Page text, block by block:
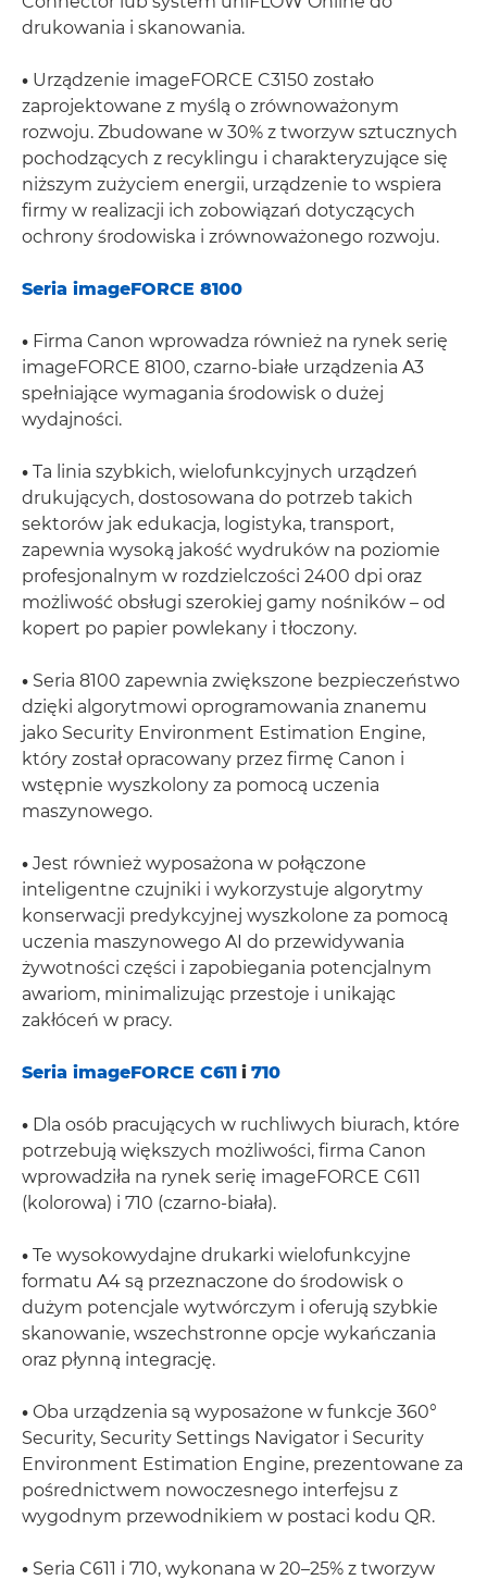
drukowania i skanowania.
• Urządzenie imageFORCE C3150 zostało
zaprojektowane z myślą o zrównoważonym
rozwoju. Zbudowane w 30% z tworzyw sztucznych
pochodzących z recyklingu i charakteryzujące się
niższym zużyciem energii, urządzenie to wspiera
firmy w realizacji ich zobowiązań dotyczących
ochrony środowiska i zrównoważonego rozwoju.
Seria imageFORCE 8100
• Firma Canon wprowadza również na rynek serię
imageFORCE 8100, czarno-białe urządzenia A3
spełniające wymagania środowisk o dużej
wydajności.
• Ta linia szybkich, wielofunkcyjnych urządzeń
drukujących, dostosowana do potrzeb takich
sektorów jak edukacja, logistyka, transport,
zapewnia wysoką jakość wydruków na poziomie
profesjonalnym w rozdzielczości 2400 dpi oraz
możliwość obsługi szerokiej gamy nośników – od
kopert po papier powlekany i tłoczony.
• Seria 8100 zapewnia zwiększone bezpieczeństwo
dzięki algorytmowi oprogramowania znanemu
jako Security Environment Estimation Engine,
który został opracowany przez firmę Canon i
wstępnie wyszkolony za pomocą uczenia
maszynowego.
• Jest również wyposażona w połączone
inteligentne czujniki i wykorzystuje algorytmy
konserwacji predykcyjnej wyszkolone za pomocą
uczenia maszynowego AI do przewidywania
żywotności części i zapobiegania potencjalnym
awariom, minimalizując przestoje i unikając
zakłóceń w pracy.
Seria imageFORCE C611 i 710
• Dla osób pracujących w ruchliwych biurach, które
potrzebują większych możliwości, firma Canon
wprowadziła na rynek serię imageFORCE C611
(kolorowa) i 710 (czarno-biała).
• Te wysokowydajne drukarki wielofunkcyjne
formatu A4 są przeznaczone do środowisk o
dużym potencjale wytwórczym i oferują szybkie
skanowanie, wszechstronne opcje wykańczania
oraz płynną integrację.
• Oba urządzenia są wyposażone w funkcje 360°
Security, Security Settings Navigator i Security
Environment Estimation Engine, prezentowane za
pośrednictwem nowoczesnego interfejsu z
wygodnym przewodnikiem w postaci kodu QR.
• Seria C611 i 710, wykonana w 20–25% z tworzyw